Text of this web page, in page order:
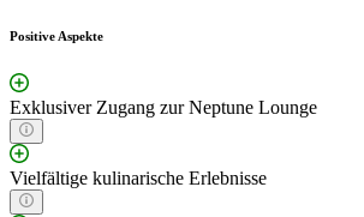
Positive Aspekte
Exklusiver Zugang zur Neptune Lounge
Vielfältige kulinarische Erlebnisse